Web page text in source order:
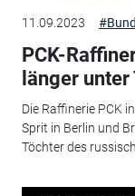
11.09.2023
PCK-
länger
Die Raffinerie PCK
Sprit in Berlin und
Töchter des